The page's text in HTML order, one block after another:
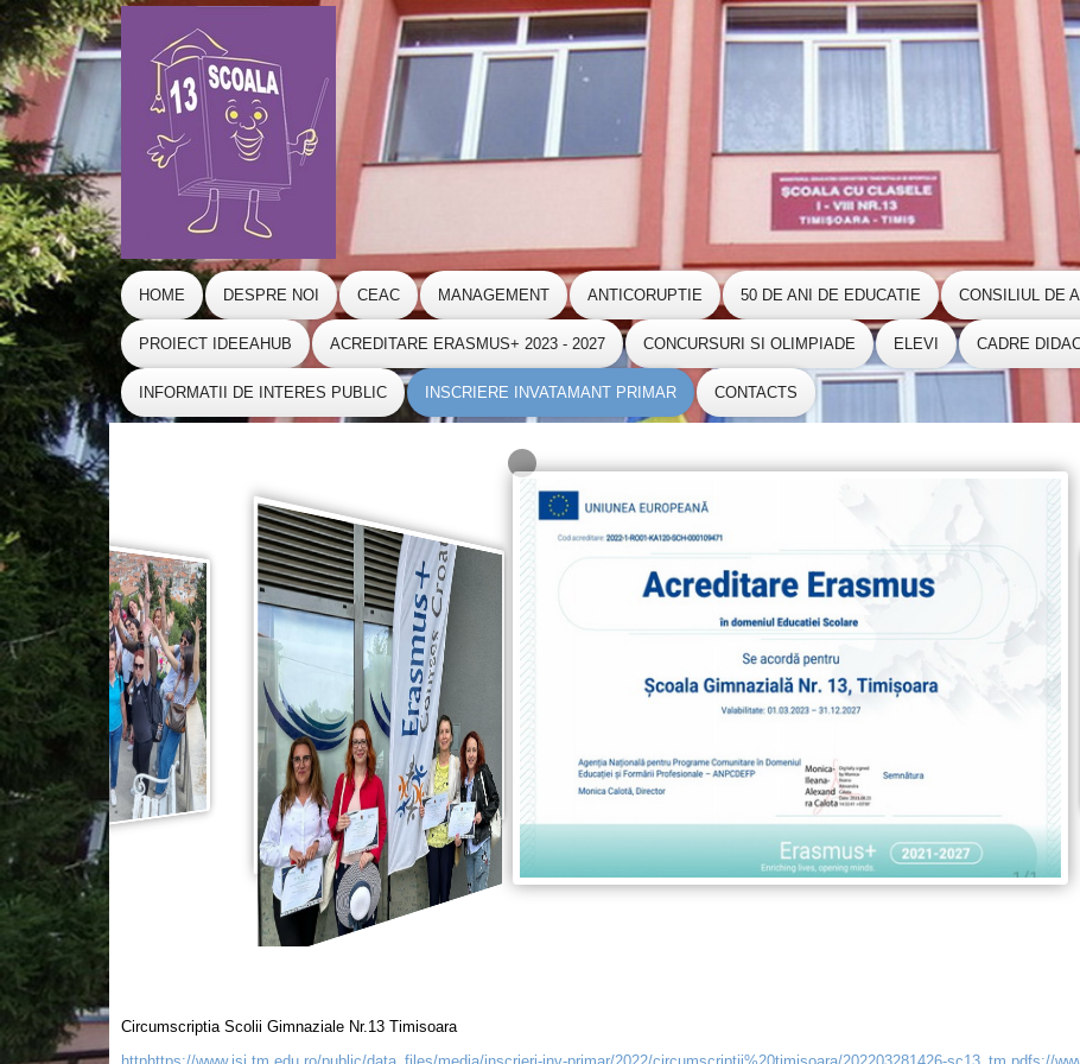
HOME DESPRE NOI CEAC MANAGEMENT ANTICORUPTIE 50 DE ANI DE EDUCATIE CONSILIUL DE
PROIECT IDEEAHUB ACREDITARE ERASMUS+ 2023 - 2027 CONCURSURI SI OLIMPIADE ELEVI CADRE
INFORMATII DE INTERES PUBLIC INSCRIERE INVATAMANT PRIMAR CONTACTS
Circumscriptia Scolii Gimnaziale Nr.13 Timisoara